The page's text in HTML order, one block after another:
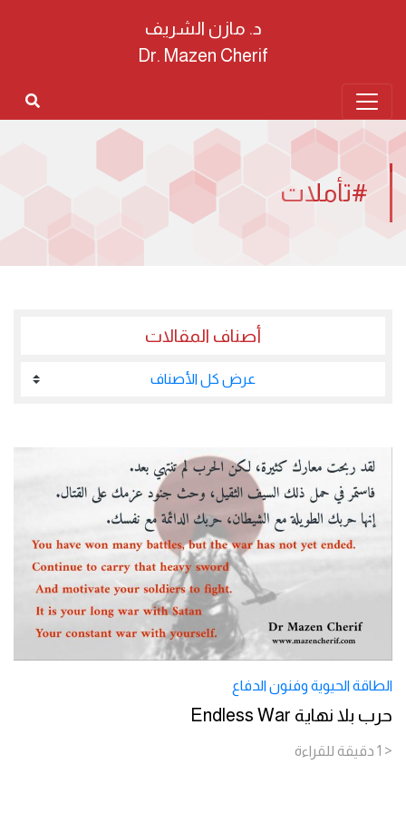
د. مازن الشريف
Dr. Mazen Cherif
#تأملات
أصناف المقالات
عرض كل الأصناف
الطاقة الحيوية وفنون الدفاع
حرب بلا نهاية Endless War
< 1 دقيقة للقراءة